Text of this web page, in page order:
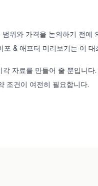
범위와 가격을 논의하기 전에
포 & 애프터 미리보기는 이
자료를 만들어 줄 뿐입니다
조건이 여전히 필요합니다.